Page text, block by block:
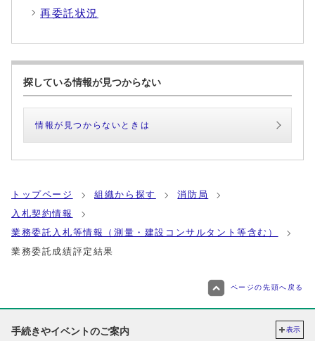
再委託状況
探している情報が見つからない
情報が見つからないときは
トップページ 組織から探す
消防局
入札契約情報
業務委託入札等情報（測量・建設コンサルタント等含む）
業務委託成績評定結果
ページの先頭へ戻る
手続きやイベントのご案内 表示